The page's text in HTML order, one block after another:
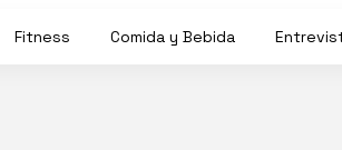
Fitness Comida y Bebida